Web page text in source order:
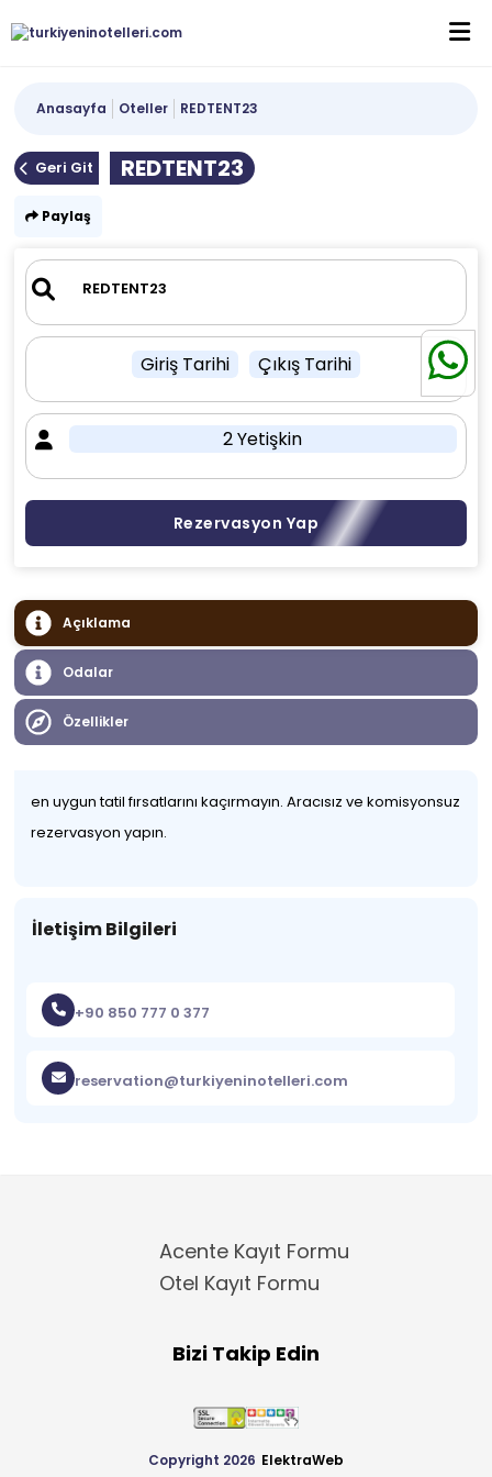
Anasayfa Oteller REDTENT23
Geri Git REDTENT23
Paylaş
Giriş Tarihi Çıkış Tarihi
2 Yetişkin
Rezervasyon Yap
Açıklama
Odalar
Özellikler
en uygun tatil fırsatlarını kaçırmayın. Aracısız ve komisyonsuz
rezervasyon yapın.
İletişim Bilgileri
+90 850 777 0 377
reservation@turkiyeninotelleri.com
Acente Kayıt Formu
Otel Kayıt Formu
Bizi Takip Edin
Copyright 2026 ElektraWeb